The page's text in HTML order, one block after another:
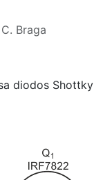
Braga
diodos